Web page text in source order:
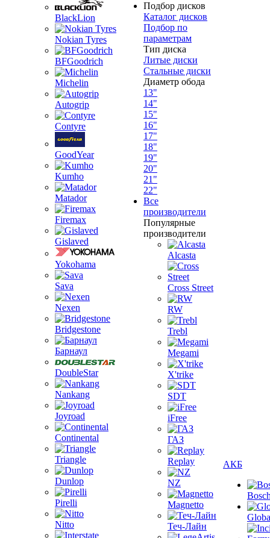
BlackLion
Nokian Tyres
BFGoodrich
Michelin
Autogrip
Contyre
GoodYear
Kumho
Matador
Firemax
Gislaved
Yokohama
Sava
Nexen
Bridgestone
Барнаул
DoubleStar
Nankang
Joyroad
Continental
Triangle
Dunlop
Pirelli
Nitto
Подбор дисков
Каталог дисков
Подбор по
параметрам
Тип диска
Литые диски
Стальные диски
Диаметр обода
13"
14"
15"
16"
17"
18"
19"
20"
21"
22"
Все
производители
Популярные
производители
Alcasta
Cross Street
RW
Trebl
Megami
X'trike
SDT
iFree
ГАЗ
Replay
NZ
Magnetto
Теч-Лайн
АКБ